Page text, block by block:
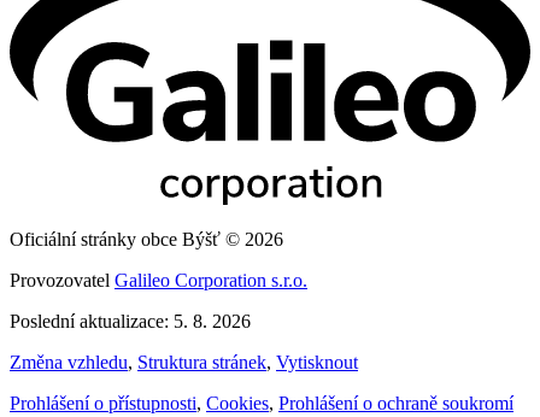
Oficiální stránky obce Býšť © 2026
Provozovatel Galileo Corporation s.r.o.
Poslední aktualizace: 5. 8. 2026
Změna vzhledu, Struktura stránek, Vytisknout
Prohlášení o přístupnosti, Cookies, Prohlášení o ochraně soukromí